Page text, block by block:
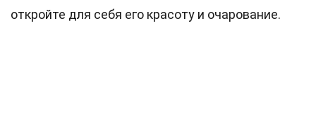
откройте для себя его красоту и очарование.